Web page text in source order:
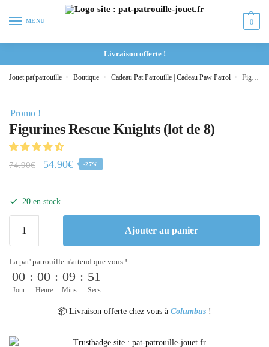
MENU 0
Livraison offerte !
Jouet pat'patrouille » Boutique » Cadeau Pat Patrouille | Cadeau Paw Patrol » Figurines Rescue Knights (lot de 8)
Promo !
Figurines Rescue Knights (lot de 8)
74.90€ 54.90€ -27%
20 en stock
Ajouter au panier
La pat' patrouille n'attend que vous !
00
Jour
: 00
Heure
: 09
Mins
: 51
Secs
📦 Livraison offerte chez vous à Columbus !